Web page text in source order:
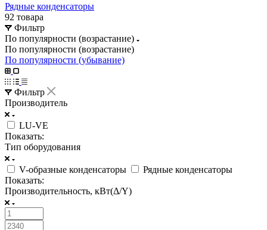
Рядные конденсаторы
92 товара
Фильтр
По популярности (возрастание)
По популярности (возрастание)
По популярности (убывание)
Фильтр
Производитель
LU-VE
Показать:
Тип оборудования
V-образные конденсаторы
Рядные конденсаторы
Показать:
Производительность, кВт(Δ/Y)